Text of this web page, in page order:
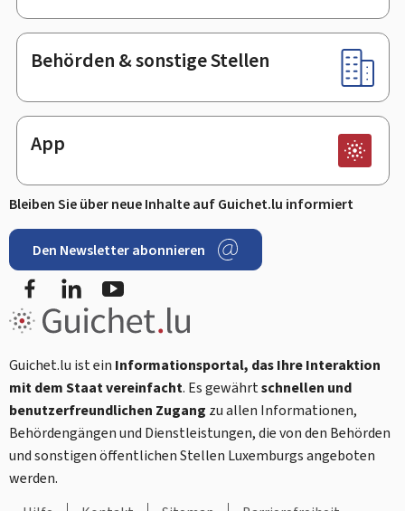
Behörden & sonstige Stellen
App
Bleiben Sie über neue Inhalte auf Guichet.lu informiert
Den Newsletter abonnieren
FacebookLinkedIn
Guichet.lu ist ein Informationsportal, das Ihre Interaktion
mit dem Staat vereinfacht. Es gewährtschnellen und
benutzerfreundlichen Zugang zu allen Informationen,
Behördengängen und Dienstleistungen, die von den Behörden
und sonstigen öffentlichen Stellen Luxemburgs angeboten
werden.